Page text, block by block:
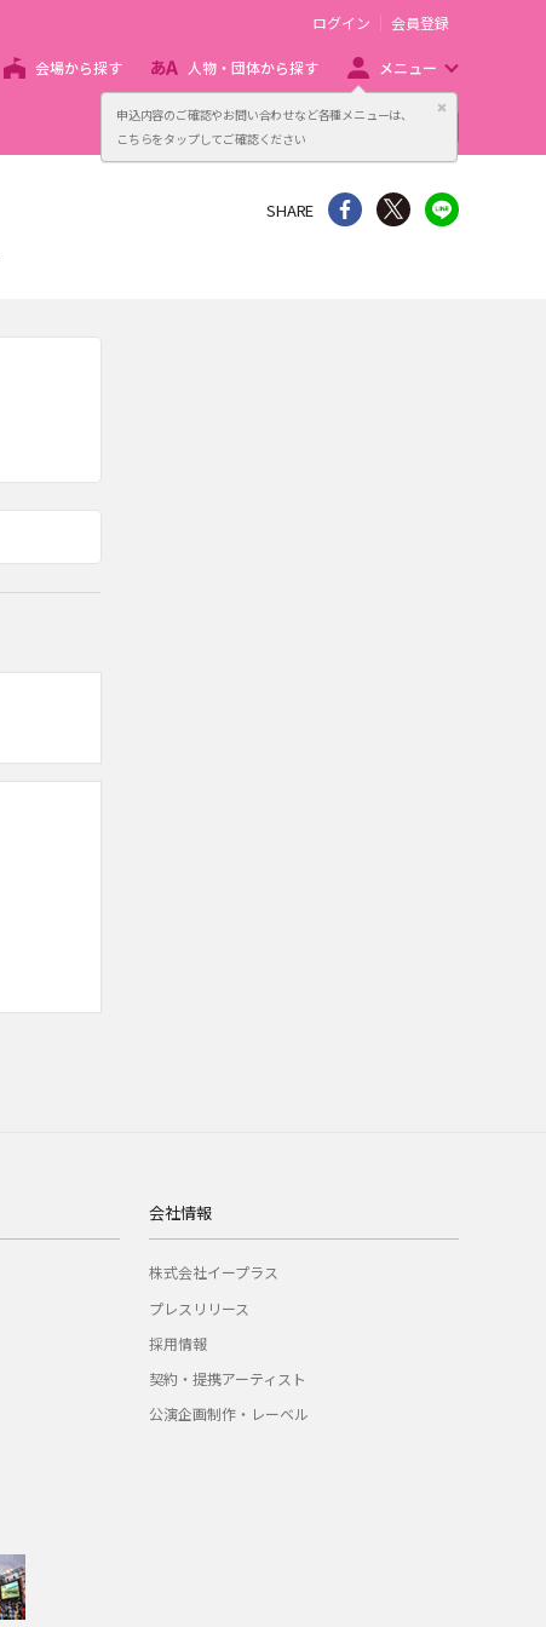
申込内容のご確認やお問い合わせなど各種メニューは、
こちらをタップしてご確認ください
閉じる
ログイン 会員登録
会場から探す 人物・団体から探す メニュー
主催者向け販売サービス
SHARE シェア Twitter
会社情報
株式会社イープラス
プレスリリース
採用情報
契約・提携アーティスト
公演企画制作・レーベル